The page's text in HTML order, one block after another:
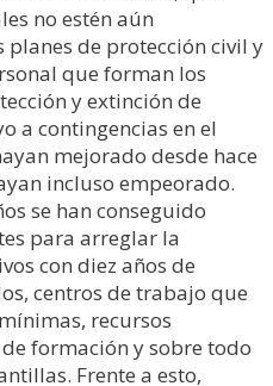
no estén aún
de protección civil y
que forman los
y extinción de
a contingencias en el
mejorado desde hace
incluso empeorado.
se han conseguido
para arreglar la
con diez años de
centros de trabajo que
recursos
formación y sobre todo
Frente a esto,